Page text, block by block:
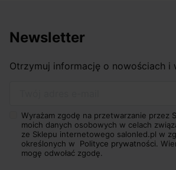
Newsletter
Otrzymuj informację o nowościach i
Wyrażam zgodę na przetwarzanie przez
moich danych osobowych w celach
ze Sklepu internetowego salonled.pl w
określonych w Polityce prywatności.
mogę odwołać zgodę.